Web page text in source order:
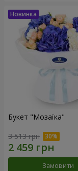
Букет "Мозаїка"
3 513 грн
Замовити